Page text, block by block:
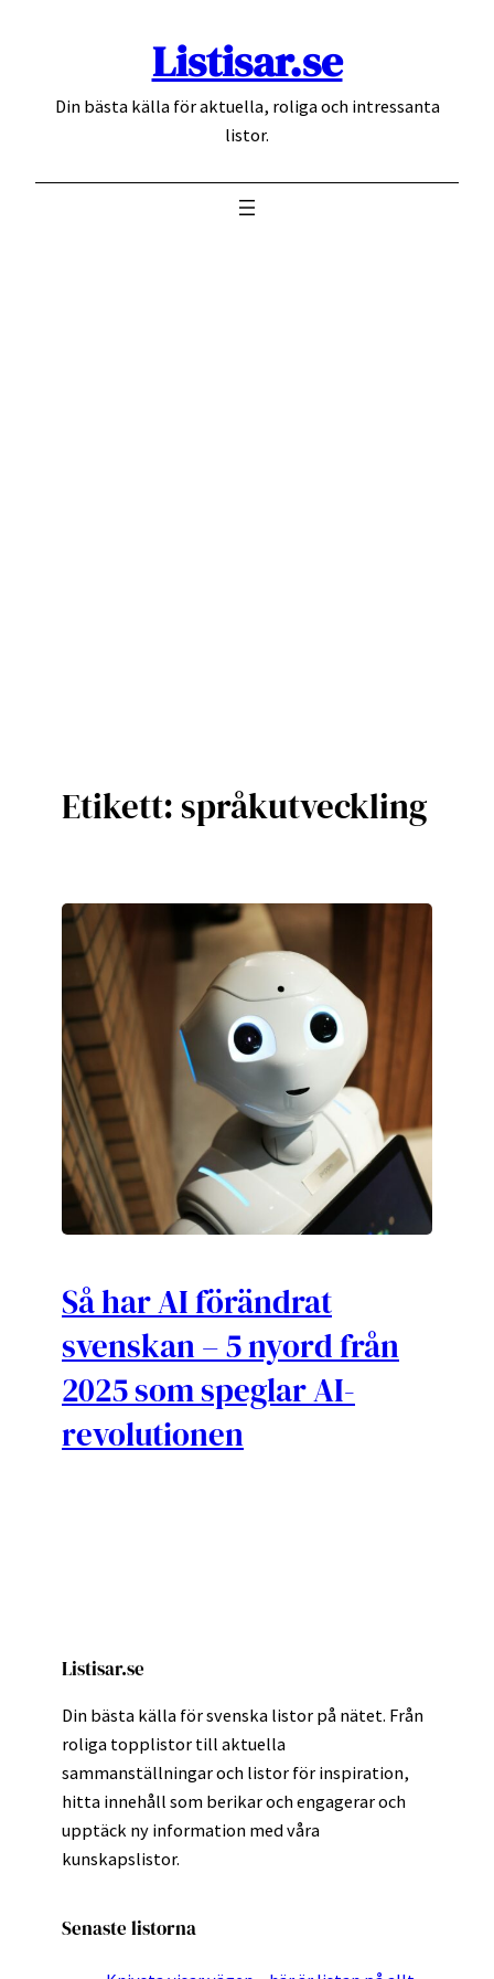
Listisar.se
Din bästa källa för aktuella, roliga och intressanta
listor.
Etikett: språkutveckling
Så har AI förändrat
svenskan – 5 nyord från
2025 som speglar AI-
revolutionen
Listisar.se
Din bästa källa för svenska listor på nätet. Från
roliga topplistor till aktuella
sammanställningar och listor för inspiration,
hitta innehåll som berikar och engagerar och
upptäck ny information med våra
kunskapslistor.
Senaste listorna